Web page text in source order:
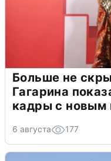
Больше не
Гагарина
кадры с новым
6 августа 177